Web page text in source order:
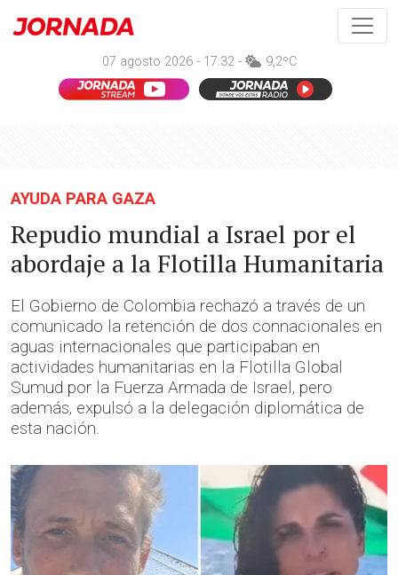
07 agosto 2026 - 17:32 - 9,2ºC
AYUDA PARA GAZA
Repudio mundial a Israel por el
abordaje a la Flotilla Humanitaria
El Gobierno de Colombia rechazó a través de un
comunicado la retención de dos connacionales en
aguas internacionales que participaban en
actividades humanitarias en la Flotilla Global
Sumud por la Fuerza Armada de Israel, pero
además, expulsó a la delegación diplomática de
esta nación.